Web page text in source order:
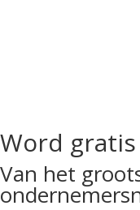
Word
Van het